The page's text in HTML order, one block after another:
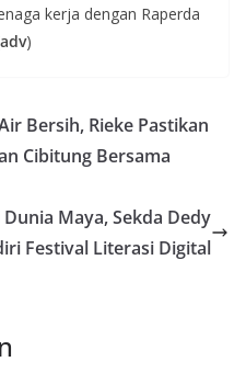
kerja dengan Raperda
adv)
Bersih, Rieke Pastikan
Cibitung Bersama
Maya, Sekda Dedy
Festival Literasi Digital